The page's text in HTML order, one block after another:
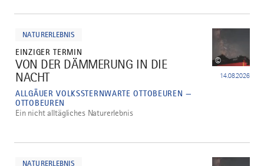
NATURERLEBNIS
EINZIGER TERMIN
4
VON DER DÄMMERUNG IN DIE
NACHT
ALLGÄUER VOLKSSTERNWARTE OTTOBEUREN —
OTTOBEUREN
14.08.2026
©
Ein nicht alltägliches Naturerlebnis
NATURERLEBNIS